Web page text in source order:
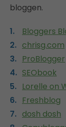
bloggen.
Bloggers
chrisg.com
ProBlogger
SEObook
Lorelle on
Freshblog
dosh dosh